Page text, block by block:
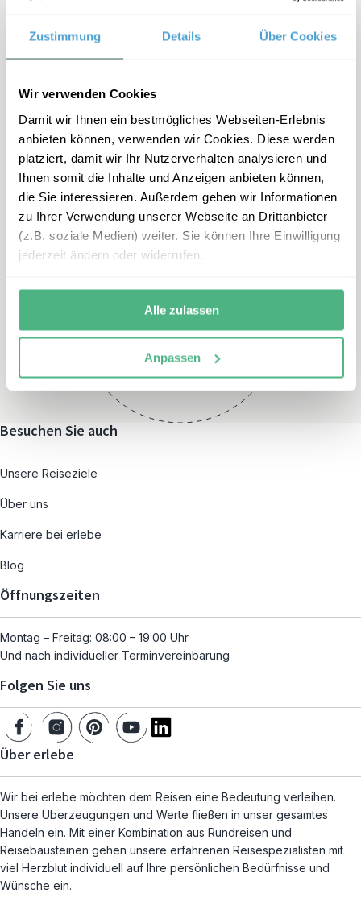
Zustimmung Details Über Cookies
Wir verwenden Cookies
Damit wir Ihnen ein bestmögliches Webseiten-Erlebnis
anbieten können, verwenden wir Cookies. Diese werden
platziert, damit wir Ihr Nutzerverhalten analysieren und
Ihnen somit die Inhalte und Anzeigen anbieten können,
die Sie interessieren. Außerdem geben wir Informationen
zu Ihrer Verwendung unserer Webseite an Drittanbieter
(z.B. soziale Medien) weiter. Sie können Ihre Einwilligung
jederzeit ändern oder widerrufen.
Alle zulassen
Anpassen
E-Mail
costarica-familienreisen@erl
ebe.de
Montag – Freitag:
und nach individueller
Terminvereinbarung
Besuchen Sie auch
Unsere Reiseziele
Über uns
Karriere bei erlebe
Blog
Öffnungszeiten
Montag – Freitag: 08:00 – 19:00 Uhr
Und nach individueller Terminvereinbarung
Folgen Sie uns
Über erlebe
Wir bei erlebe möchten dem Reisen eine Bedeutung verleihen.
Unsere Überzeugungen und Werte fließen in unser gesamtes
Handeln ein. Mit einer Kombination aus Rundreisen und
Reisebausteinen gehen unsere erfahrenen Reisespezialisten mit
viel Herzblut individuell auf Ihre persönlichen Bedürfnisse und
Wünsche ein.